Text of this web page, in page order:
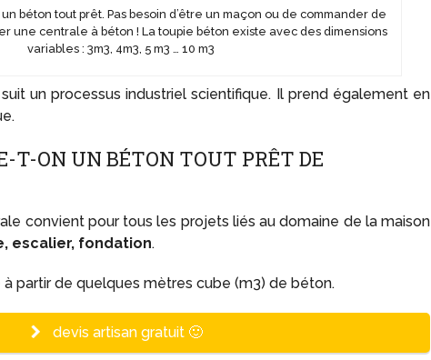
béton tout prêt. Pas besoin d’être un maçon ou de commander de
une centrale à béton ! La toupie béton existe avec des dimensions
variables : 3m3, 4m3, 5 m3 … 10 m3
un processus industriel scientifique. Il prend également en
T-ON UN BÉTON TOUT PRÊT DE
convient pour tous les projets liés au domaine de la maison
escalier, fondation.
à partir de quelques mètres cube (m3) de béton.
devis artisan gratuit 🙂